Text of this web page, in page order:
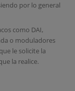
por lo general
como DAI,
o moduladores
le solicite la
la realice.